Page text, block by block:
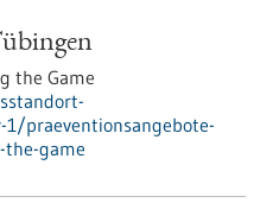
the Game
praeventionsangebote-
game